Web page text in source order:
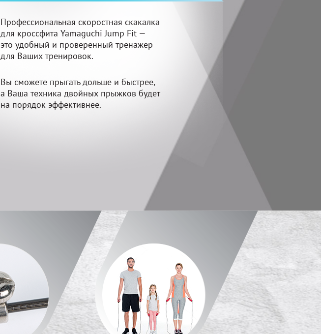
Профессиональная скоростная скакалка
для кроссфита Yamaguchi Jump Fit —
это удобный и проверенный тренажер
для Ваших тренировок.
Вы сможете прыгать дольше и быстрее,
а Ваша техника двойных прыжков будет
на порядок эффективнее.